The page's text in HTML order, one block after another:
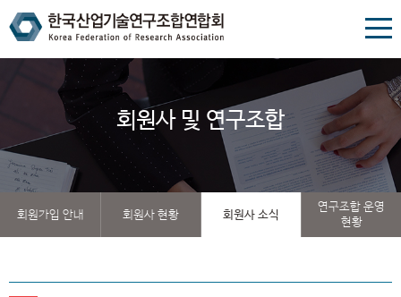
회원사 및 연구조합
회원가입 안내 회원사 현황 회원사 소식
연구조합 운영
현황